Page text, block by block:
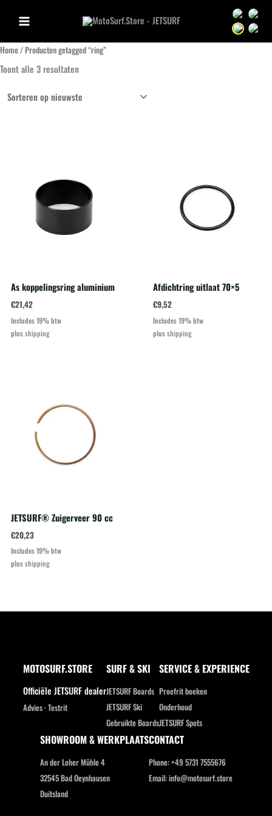
de
inhoud
Sprache
Sprache
Home/ Producten getagged “ring”
Toont alle 3 resultatenGesorteerd
op
As koppelingsring aluminium
€21,42
Includes 19% btw
plusshipping
Afdichtring uitlaat 70×5
€9,52
Includes 19% btw
plusshipping
JETSURF® Zuigerveer 90 cc
€20,23
Includes 19% btw
plusshipping
MOTOSURF.STORE
Officiële JETSURF dealer
Advies · Testrit
SURF & SKI
JETSURF Boards
JETSURF Ski
Gebruikte Boards
SERVICE & EXPERIENCE
Proefrit boeken
Onderhoud
JETSURF Spots
SHOWROOM & WERKPLAATS
An der Loher Mühle 4
32545 Bad Oeynhausen
Duitsland
CONTACT
Phone: +49 5731 7555676
Email: info@motosurf.store